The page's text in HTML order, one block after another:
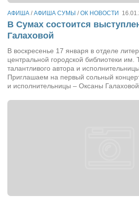
Журналисты
Александр Гвоздик
Музыканты
Евгений Касьяненко
АФИША /АФИША СУМЫ /ОК НОВОСТИ
В Сумах состоится
Галаховой
В воскресенье 17 января в отделе
центральной городской библиотеки им.
талантливого автора и
Приглашаем на первый сольный
и исполнительницы – Оксаны